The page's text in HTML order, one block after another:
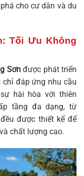
cho cư dân và du
Tối Ưu Không
Sơnđược phát triển
đáp ứng nhu cầu
hài hòa với thiên
tầng đa dạng, từ
được thiết kế để
chất lượng cao.